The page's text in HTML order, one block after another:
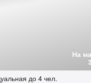
На
до 4 чел.